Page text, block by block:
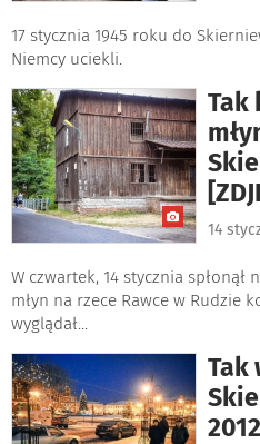
17 stycznia 1945 roku do
Niemcy uciekli.
Tak
14
W czwartek, 14 stycznia
młyn na rzece Rawce w Rudzie
wyglądał...
Tak